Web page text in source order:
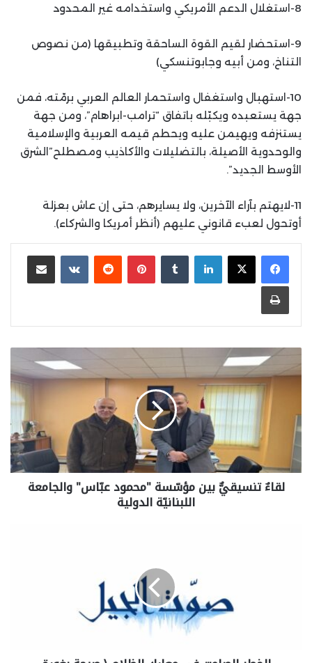
8-استغلال الدعم الأمريكي واستخدامه غير المحدود
9-استحضار لقيم القوة الساحقة وتطبيقها (من نصوص
التناخ، ومن أبيه وجابوتنسكي)
10-استهبال واستغفال واستحمار العالم العربي برمّته، فمن
جهة يستعبده ويكبّله باتفاق “ترامب-ابراهام”، ومن جهة
يستنزفه ويهيمن عليه ويحطم قيمه العربية والإسلامية
والوحدوية الأصيلة، بالتضليلات والأكاذيب ومصطلح”الشرق
الأوسط الجديد”.
11-لايهتم بآراء الآخرين، ولا يسايرهم، حتى إن عاش بعزلة
أوتحول لعبء قانوني عليهم (أنظر أمريكا والشركاء).
لينكدإن بينتيريست مشاركة عبر البريد
طباعة
لقاءٌ تنسيقيٌّ بين مؤسّسة "محمود عبّاس" والجامعة
اللبنانيّة الدولية